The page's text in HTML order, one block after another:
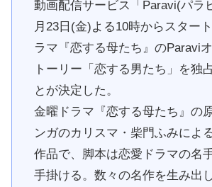
動画配信サービス「Paravi(パラ
月23日(金)よる10時からスター
ラマ『恋する母たち』のParavi
トーリー「恋する男たち」を独
とが決定した。
金曜ドラマ『恋する母たち』の
ンガのカリスマ・柴門ふみによ
作品で、脚本は恋愛ドラマの名
手掛ける。数々の名作を生み出